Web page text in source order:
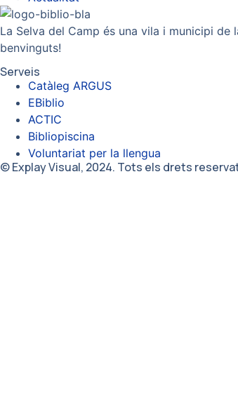
La Selva del Camp és una vila i municipi
benvinguts!
Serveis
Catàleg ARGUS
EBiblio
ACTIC
Bibliopiscina
Voluntariat per la llengua
© Explay Visual, 2024. Tots els drets